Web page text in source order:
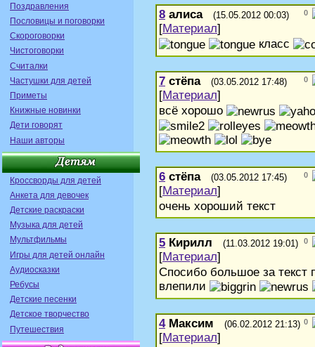
Поздравления
Пословицы и поговорки
Скороговорки
Чистоговорки
Считалки
Частушки для детей
Приметы
Книжные новинки
Дети говорят
Наши авторы
Кроссворды для детей
Анкета для девочек
Детские раскраски
Музыка для детей
Мультфильмы
Игры для детей онлайн
Аудиосказки
Ребусы
Детские песенки
Детское творчество
Путешествия
0
8 алиса (15.05.2012 00:03)
[Материал]
класс
0
7 стёпа (03.05.2012 17:48)
[Материал]
всё хорошо
0
6 стёпа (03.05.2012 17:45)
[Материал]
очень хороший текст
0
5 Кирилл (11.03.2012 19:01)
[Материал]
Спосибо большое за текст
влепили
0
4 Максим (06.02.2012 21:13)
[Материал]